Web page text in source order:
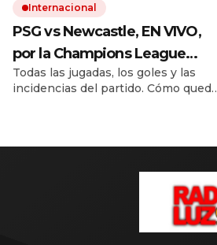
Internacional
PSG vs Newcastle, EN VIVO,
por la Champions League
2025/2026: seguí el minuto a
minuto
Todas las jugadas, los goles y las
incidencias del partido. Cómo queda
Champions League.